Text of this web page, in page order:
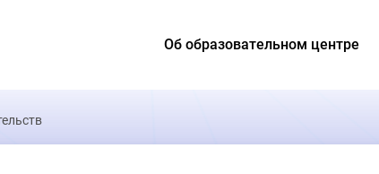
Об образовательном центре